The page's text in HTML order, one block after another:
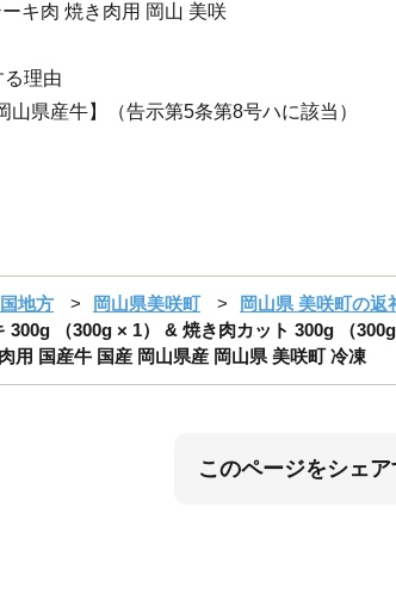
キ肉 焼き肉用 岡山 美咲
理由
山県産牛】（告示第5条第8号ハに該当）
地方 岡山県美咲町
岡山県 美咲町の返
300g （300g × 1） & 焼き肉カット 300g （
用 国産牛 国産 岡山県産 岡山県 美咲町 冷凍
このページをシェア